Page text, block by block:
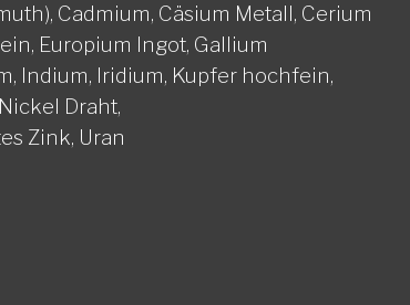
Cadmium, Cäsium Metall, Cerium
Europium Ingot, Gallium
Indium, Iridium, Kupfer hochfein,
Draht,
Zink, Uran